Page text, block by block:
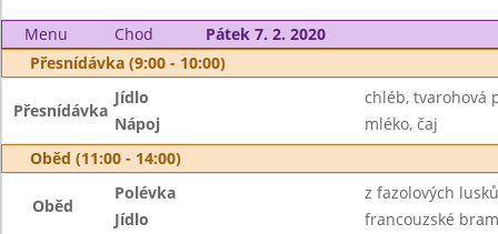
Menu Chod
Pátek 7. 2. 2020
Přesnídávka (9:00 - 10:00)
Přesnídávka
Jídlo
chléb, tvarohová
Nápoj
mléko, čaj
Oběd (11:00 - 14:00)
Oběd
Polévka
z fazolových lusků
Jídlo
francouzské